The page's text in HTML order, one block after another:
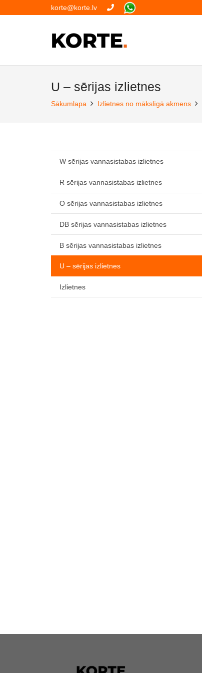
korte@korte.lv
U – sērijas izlietnes
Sākumlapa Izlietnes no mākslīgā akmens
W sērijas vannasistabas izlietnes
R sērijas vannasistabas izlietnes
O sērijas vannasistabas izlietnes
DB sērijas vannasistabas izlietnes
B sērijas vannasistabas izlietnes
U – sērijas izlietnes
Izlietnes